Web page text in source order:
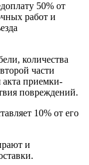
50% от
работ и
количества
части
акта приемки-
повреждений.
10% от его
и